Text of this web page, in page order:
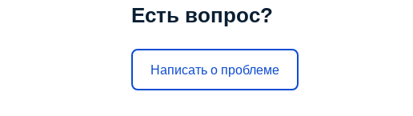
Есть вопрос?
Написать о проблеме